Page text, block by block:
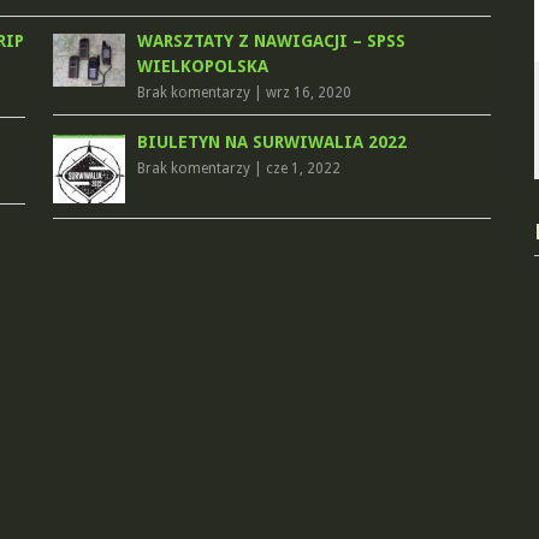
WARSZTATY Z NAWIGACJI – SPSS
WIELKOPOLSKA
Brak komentarzy| wrz 16, 2020
BIULETYN NA SURWIWALIA 2022
Brak komentarzy| cze 1, 2022